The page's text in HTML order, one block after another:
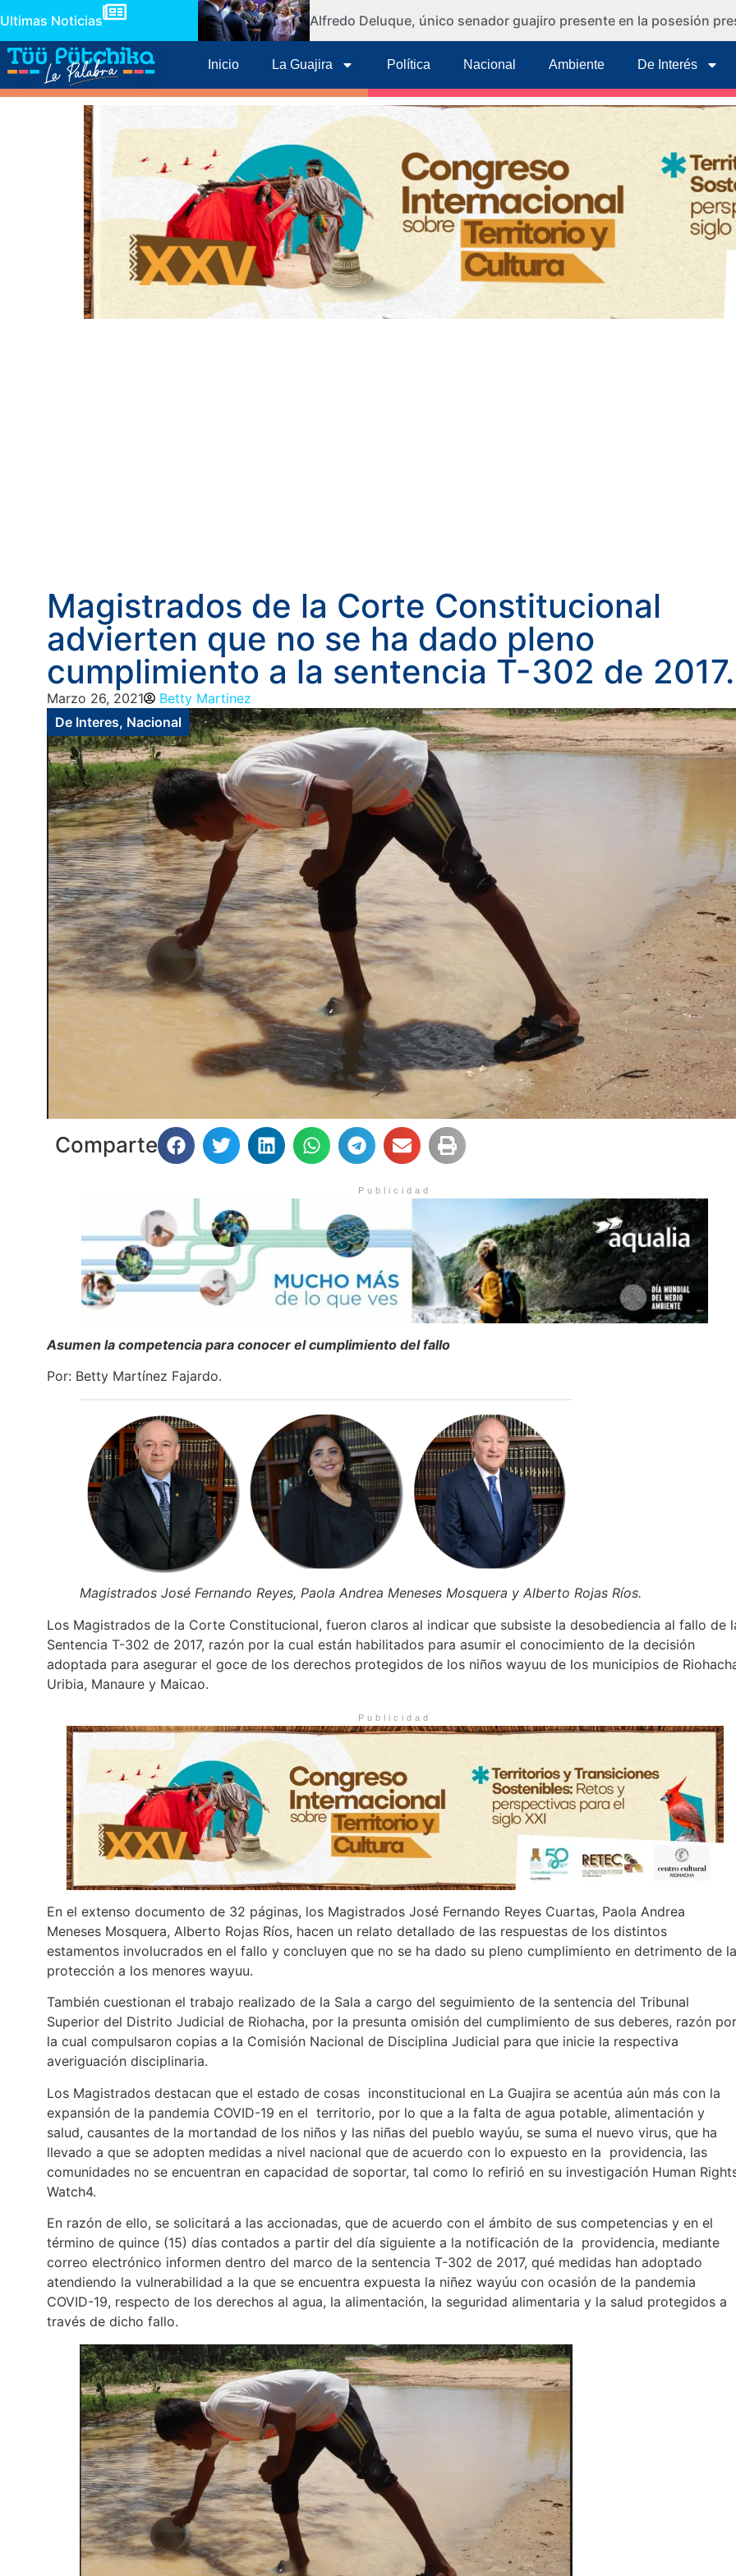
Ultimas Noticias Alfredo Deluque, único senador guajiro presente en la posesión
Inicio La Guajira Política Nacional Ambiente De Interés
Magistrados de la Corte Constitucional
advierten que no se ha dado pleno
cumplimiento a la sentencia T-302 de 2017.
Marzo 26, 2021
Betty Martinez
De Interes, Nacional
Comparte
Publicidad
Asumen la competencia para conocer el cumplimiento del fallo
Por: Betty Martínez Fajardo.
Magistrados José Fernando Reyes, Paola Andrea Meneses Mosquera y Alberto Rojas Ríos.
Los Magistrados de la Corte Constitucional, fueron claros al indicar que subsiste la desobediencia al fallo de
Sentencia T-302 de 2017, razón por la cual están habilitados para asumir el conocimiento de la decisión
adoptada para asegurar el goce de los derechos protegidos de los niños wayuu de los municipios de
Uribia, Manaure y Maicao.
Publicidad
En el extenso documento de 32 páginas, los Magistrados José Fernando Reyes Cuartas, Paola Andrea
Meneses Mosquera, Alberto Rojas Ríos, hacen un relato detallado de las respuestas de los distintos
estamentos involucrados en el fallo y concluyen que no se ha dado su pleno cumplimiento en detrimento de la
protección a los menores wayuu.
También cuestionan el trabajo realizado de la Sala a cargo del seguimiento de la sentencia del Tribunal
Superior del Distrito Judicial de Riohacha, por la presunta omisión del cumplimiento de sus deberes, razón por
la cual compulsaron copias a la Comisión Nacional de Disciplina Judicial para que inicie la respectiva
averiguación disciplinaria.
Los Magistrados destacan que el estado de cosas inconstitucional en La Guajira se acentúa aún más con la
expansión de la pandemia COVID-19 en el territorio, por lo que a la falta de agua potable, alimentación y
salud, causantes de la mortandad de los niños y las niñas del pueblo wayúu, se suma el nuevo virus, que ha
llevado a que se adopten medidas a nivel nacional que de acuerdo con lo expuesto en la providencia, las
comunidades no se encuentran en capacidad de soportar, tal como lo refirió en su investigación Human
Watch4.
En razón de ello, se solicitará a las accionadas, que de acuerdo con el ámbito de sus competencias y en el
término de quince (15) días contados a partir del día siguiente a la notificación de la providencia, mediante
correo electrónico informen dentro del marco de la sentencia T-302 de 2017, qué medidas han adoptado
atendiendo la vulnerabilidad a la que se encuentra expuesta la niñez wayúu con ocasión de la pandemia
COVID-19, respecto de los derechos al agua, la alimentación, la seguridad alimentaria y la salud protegidos a
través de dicho fallo.